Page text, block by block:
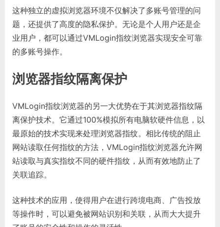
这种独立的虚拟浏览器环境不仅解决了多账号管理的问
题，还提供了高度的隐私保护。无论是个人用户还是企
业用户，都可以通过VMLogin指纹浏览器实现安全可靠
的多账号操作。
浏览器指纹隔离保护
VMLogin指纹浏览器的另一大优势在于其浏览器指纹隔
离保护技术。它通过100%模拟所有电脑软硬件信息，以
最原始的技术实现来处理浏览器指纹。相比传统的阻止
网站读取任何指纹的方法，VMLogin指纹浏览器允许网
站读取与真实指纹不同的硬件指纹，从而有效地防止了
关联追踪。
这种技术的应用，使得用户在进行跨境电商、广告投放
等操作时，可以避免被网站识别和关联，从而大大提升